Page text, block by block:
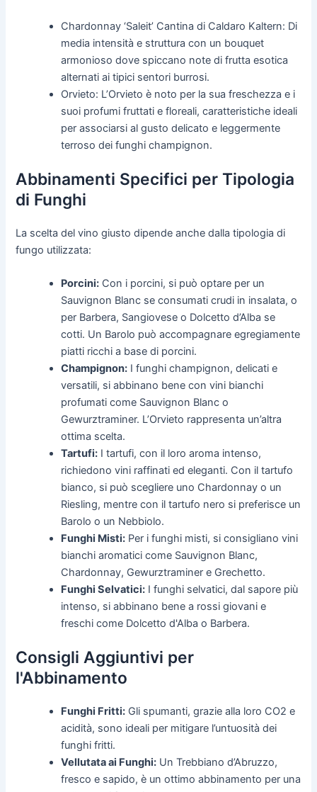
Chardonnay ‘Saleit’ Cantina di Caldaro Kaltern: Di
media intensità e struttura con un bouquet
armonioso dove spiccano note di frutta esotica
alternati ai tipici sentori burrosi.
Orvieto: L’Orvieto è noto per la sua freschezza e i
suoi profumi fruttati e floreali, caratteristiche ideali
per associarsi al gusto delicato e leggermente
terroso dei funghi champignon.
Abbinamenti Specifici per Tipologia
di Funghi
La scelta del vino giusto dipende anche dalla tipologia di
fungo utilizzata:
Porcini: Con i porcini, si può optare per un
Sauvignon Blanc se consumati crudi in insalata, o
per Barbera, Sangiovese o Dolcetto d’Alba se
cotti. Un Barolo può accompagnare egregiamente
piatti ricchi a base di porcini.
Champignon: I funghi champignon, delicati e
versatili, si abbinano bene con vini bianchi
profumati come Sauvignon Blanc o
Gewurztraminer. L’Orvieto rappresenta un’altra
ottima scelta.
Tartufi: I tartufi, con il loro aroma intenso,
richiedono vini raffinati ed eleganti. Con il tartufo
bianco, si può scegliere uno Chardonnay o un
Riesling, mentre con il tartufo nero si preferisce un
Barolo o un Nebbiolo.
Funghi Misti: Per i funghi misti, si consigliano vini
bianchi aromatici come Sauvignon Blanc,
Chardonnay, Gewurztraminer e Grechetto.
Funghi Selvatici: I funghi selvatici, dal sapore più
intenso, si abbinano bene a rossi giovani e
freschi come Dolcetto d'Alba o Barbera.
Consigli Aggiuntivi per
l'Abbinamento
Funghi Fritti: Gli spumanti, grazie alla loro CO2 e
acidità, sono ideali per mitigare l’untuosità dei
funghi fritti.
Vellutata ai Funghi: Un Trebbiano d’Abruzzo,
fresco e sapido, è un ottimo abbinamento per una